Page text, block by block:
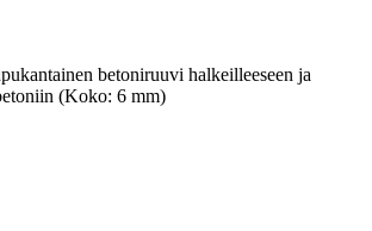
betoniruuvi halkeilleeseen ja
(Koko: 6 mm)